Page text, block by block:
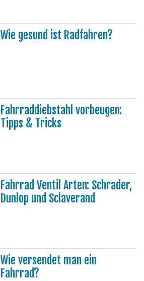
Wie gesund ist Radfahren?
Fahrraddiebstahl vorbeugen:
Tipps & Tricks
Fahrrad Ventil Arten: Schrader,
Dunlop und Sclaverand
Wie versendet man ein
Fahrrad?